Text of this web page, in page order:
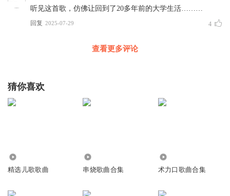
听见这首歌，仿佛让回到了20多年前的大学生活………
回复 2025-07-29 4
查看更多评论
猜你喜欢
精选儿歌歌曲 串烧歌曲合集 术力口歌曲合集